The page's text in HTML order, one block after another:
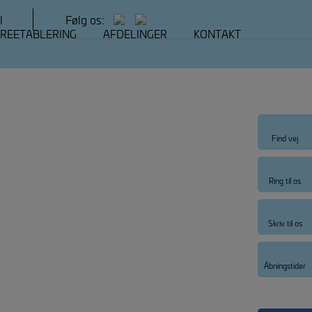
Følg os:
Find vej
Ring til os
Skriv til os
Åbningstider
REETABLERING AFDELINGER KONTAKT